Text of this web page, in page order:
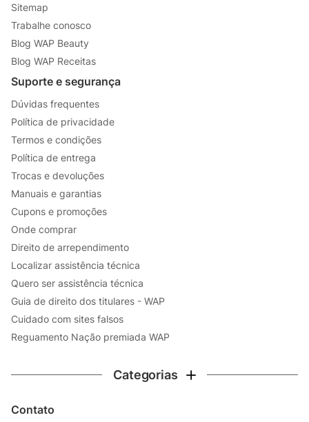
Sitemap
Trabalhe conosco
Blog WAP Beauty
Blog WAP Receitas
Suporte e segurança
Dúvidas frequentes
Política de privacidade
Termos e condições
Política de entrega
Trocas e devoluções
Manuais e garantias
Cupons e promoções
Onde comprar
Direito de arrependimento
Localizar assistência técnica
Quero ser assistência técnica
Guia de direito dos titulares - WAP
Cuidado com sites falsos
Reguamento Nação premiada WAP
Categorias
Contato